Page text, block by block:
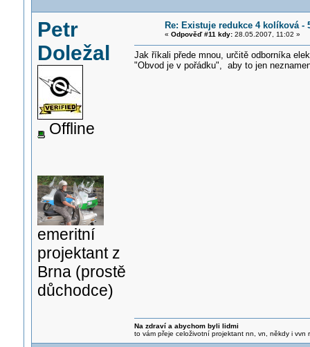
Petr
Doležal
Offline
emeritní
projektant z
Brna (prostě
důchodce)
Re: Existuje redukce 4 kolíková -
« Odpověď #11 kdy:28.05.2007, 11:02 »
Jak říkali přede mnou, určitě odborníka
"Obvod je v pořádku", aby to jen
Na zdraví a abychom byli lidmi
to vám přeje celoživotní projektant nn, vn, někdy i vvn